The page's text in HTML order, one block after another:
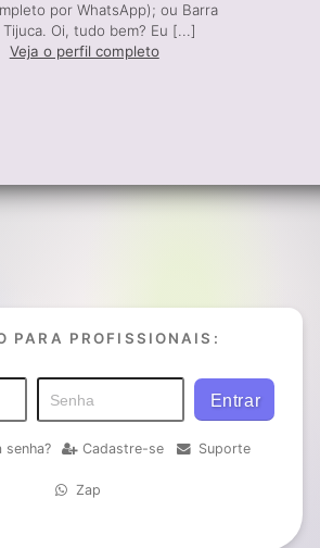
por WhatsApp); ou Barra
Tijuca. Oi, tudo bem? Eu [...]
Veja o perfil completo
PARA PROFISSIONAIS:
senha? Cadastre-se Suporte
Zap